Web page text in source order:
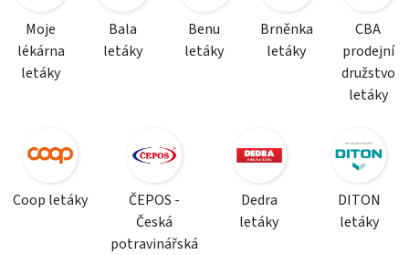
Moje
lékárna
letáky
Bala
letáky
Benu
letáky
Brněnka
letáky
CBA
prodejní
družstvo
letáky
Coop letáky
ČEPOS -
Česká
potravinářská
Dedra
letáky
DITON
letáky